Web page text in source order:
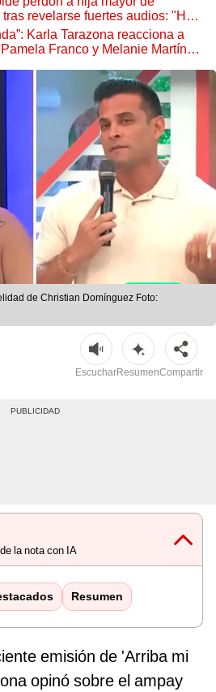
revelarse fuertes audios: "Ha
Karla Tarazona reacciona a
Franco y Melanie Martínez
de Christian Domínguez Foto:
EscucharResumenCompartir
la nota con IA
Resumen
emisión de 'Arriba mi
opinó sobre el ampay